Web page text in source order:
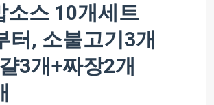
소스 10개세트
터, 소불고기3개
3개+짜장2개